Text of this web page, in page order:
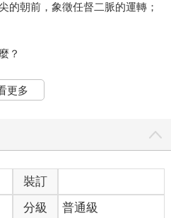
的朝前，象徵任督二脈的運轉；
？
喔，就像在齋醮科儀時，高功法
行法時的威儀，平常出門約會
更多
裝訂
分級 普通級